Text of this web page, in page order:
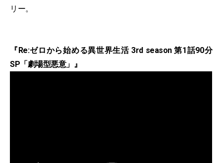
リー。
『Re:ゼロから始める異世界生活 3rd season 第1話90分
SP「劇場型悪意」』